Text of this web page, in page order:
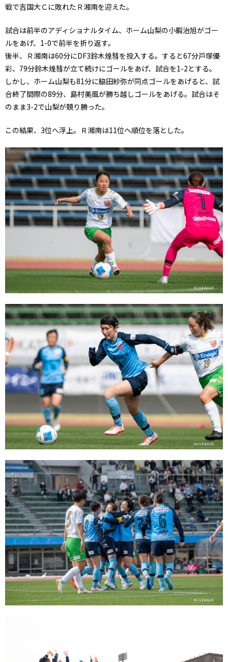
戦で吉国大Ｃに敗れたＲ湘南を迎えた。
試合は前半のアディショナルタイム、ホーム山梨の小鍜治旭がゴー
ルをあげ、1-0で前半を折り返す。
後半、Ｒ湘南は60分にDF3鈴木煌彗を投入する。すると67分戸塚優
彩、79分鈴木煌彗が立て続けにゴールをあげ、試合を1-2とする。
しかし、ホーム山梨も81分に脇田紗弥が同点ゴールをあげると、試
合終了間際の89分、島村美風が勝ち越しゴールをあげる。試合はそ
のまま3-2で山梨が競り勝った。
この結果、3位へ浮上。Ｒ湘南は11位へ順位を落とした。